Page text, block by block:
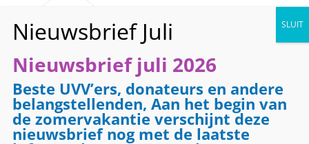
« Alle Evenementen
Evenementenreeks:Telefooncirkel
Nieuwsbrief juli 2026
Beste UVV’ers, donateurs en andere
belangstellenden, Aan het begin van
de zomervakantie verschijnt deze
nieuwsbrief nog met de laatste